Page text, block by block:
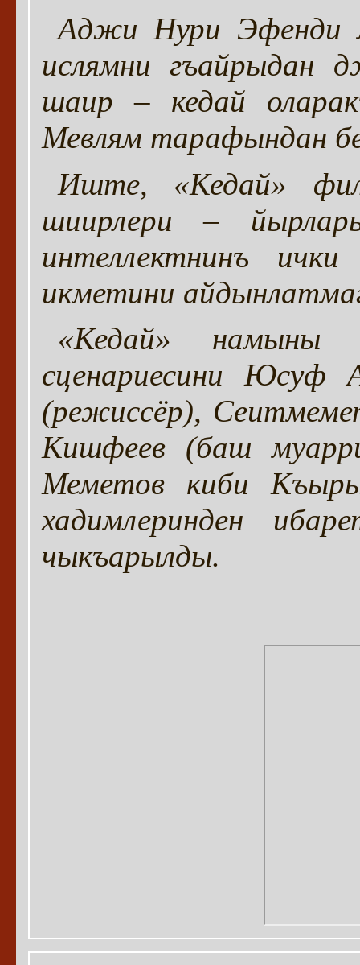
Аджи Нури Эфенди
ислямни гъайрыдан
шаир – кедай
Мевлям тарафындан
Иште, «Кедай»
шиирлери –
интеллектнинъ
икметини
«Кедай» намыны
сценариесини Юсуф
(режиссёр),
Кишфеев (баш
Меметов киби
хадимлеринден
чыкъарылды.